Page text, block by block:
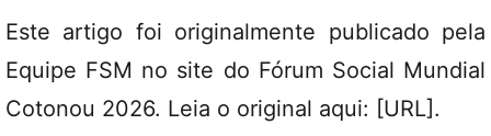
Este artigo foi originalmente publicado pela
Equipe FSM no site do Fórum Social Mundial
Cotonou 2026. Leia o original aqui: [URL].